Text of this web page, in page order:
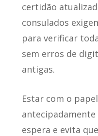
certidão
consulados
para verificar
sem erros de
antigas.
Estar com o
antecipadamente
espera e evita